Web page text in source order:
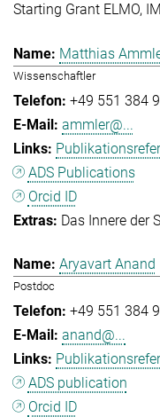
Starting Grant ELMO
Matthias
Wissenschaftler
+49 551 384
ammler@...
ADS Publications
Orcid ID
Das Innere der
Aryavart Anand
Postdoc
+49 551 384
anand@...
ADS publication
Orcid ID